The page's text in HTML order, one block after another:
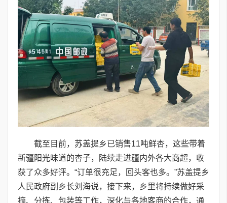
截至目前，苏盖提乡已销售11吨鲜杏，这些带着
新疆阳光味道的杏子，陆续走进疆内外各大商超，收
获了众多好评。“订单很充足，回头客也多。”苏盖提乡
人民政府副乡长刘海说，接下来，乡里将持续做好采
摘、分拣、包装等工作，深化与各地客商的合作，通